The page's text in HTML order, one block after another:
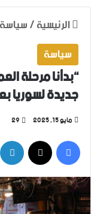
الرئيسية/سياسة
سياسة
“بدأنا مرحلة
جديدة لسوريا
مايو 15, 2025 29
فيسبوك‫X